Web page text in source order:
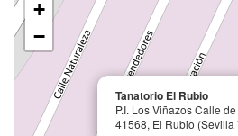
Tanatorio El Rubio
P.I. Los Viñazos Calle
41568, El Rubio (Sevilla
+
−